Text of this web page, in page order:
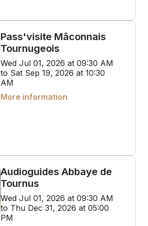
Pass'visite Mâconnais
Tournugeois
Wed Jul 01, 2026 at 09:30 AM
to Sat Sep 19, 2026 at 10:30
AM
More information
Audioguides Abbaye de
Tournus
Wed Jul 01, 2026 at 09:30 AM
to Thu Dec 31, 2026 at 05:00
PM